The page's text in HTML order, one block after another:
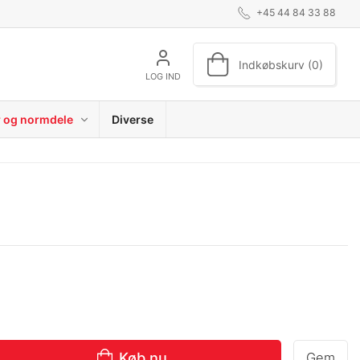
+45 44 84 33 88
LOG IND
Indkøbskurv (0)
normdele Diverse